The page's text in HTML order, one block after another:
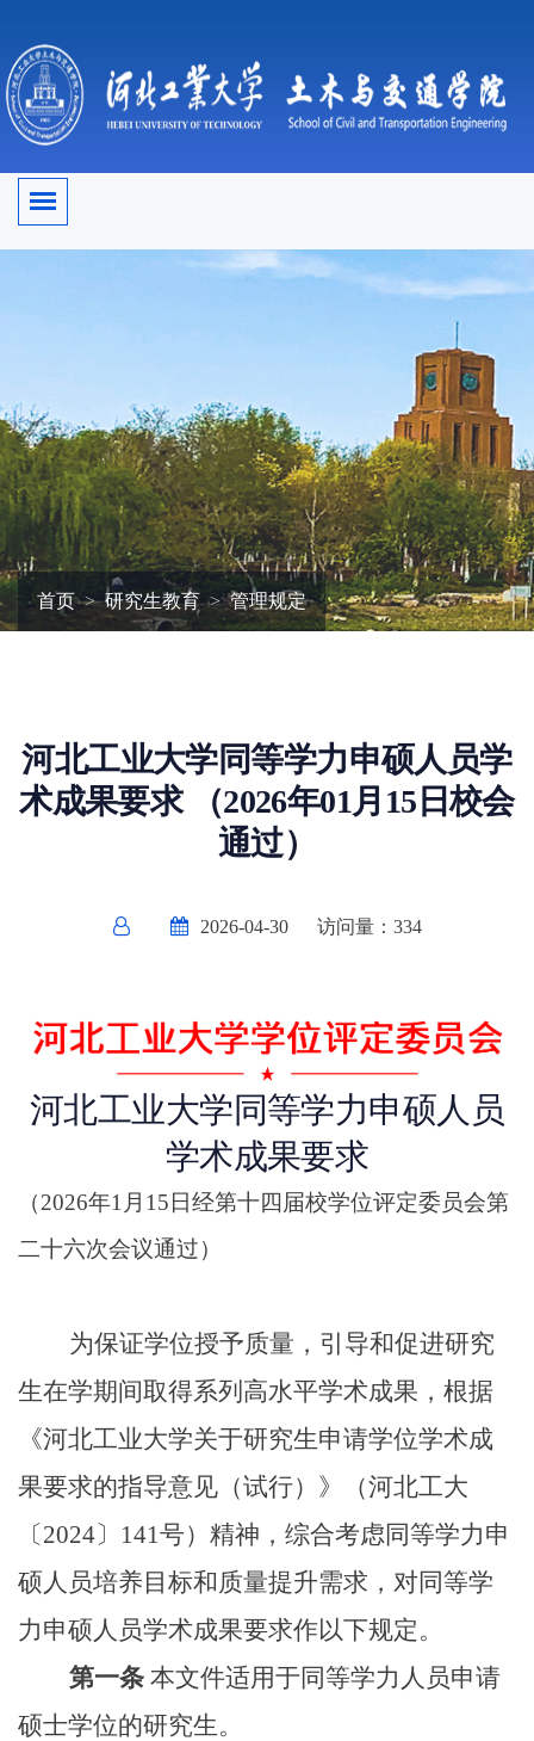
首页 研究生教育 管理规定
河北工业大学同等学力申硕人员学
术成果要求 （2026年01月15日校会
通过）
2026-04-30 访问量： 334
河北工业大学同等学力申硕人员
学术成果要求
（2026年1月15日经第十四届校学位评定委员会第
二十六次会议通过）
为保证学位授予质量，引导和促进研究
生在学期间取得系列高水平学术成果，根据
《河北工业大学关于研究生申请学位学术成
果要求的指导意见（试行）》（河北工大
〔2024〕141号）精神，综合考虑同等学力申
硕人员培养目标和质量提升需求，对同等学
力申硕人员学术成果要求作以下规定。
第一条本文件适用于同等学力人员申请
硕士学位的研究生。